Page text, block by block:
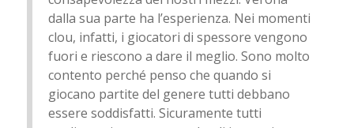
dalla sua parte ha l’esperienza. Nei momenti
clou, infatti, i giocatori di spessore vengono
fuori e riescono a dare il meglio. Sono molto
contento perché penso che quando si
giocano partite del genere tutti debbano
essere soddisfatti. Sicuramente tutti